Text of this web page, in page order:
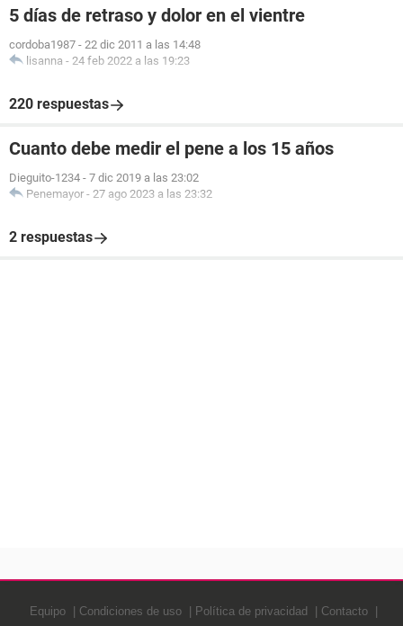
5 días de retraso y dolor en el vientre
cordoba1987 - 22 dic 2011 a las 14:48
lisanna - 24 feb 2022 a las 19:23
220 respuestas
Cuanto debe medir el pene a los 15 años
Dieguito-1234 - 7 dic 2019 a las 23:02
Penemayor - 27 ago 2023 a las 23:32
2 respuestas
Equipo Condiciones de uso Política de privacidad Contacto